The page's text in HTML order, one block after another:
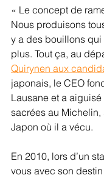
« Le concept de
Nous produisons
y a des bouillons qui
plus. Tout ça, au
Quirynen aux
japonais, le CEO
Lausane et a
sacrées au
Japon où il a vécu.
En 2010, lors d’un
vous avec son